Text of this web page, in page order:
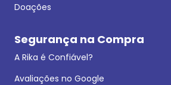
Doações
Segurança na Compra
A Rika é Confiável?
Avaliações no Google